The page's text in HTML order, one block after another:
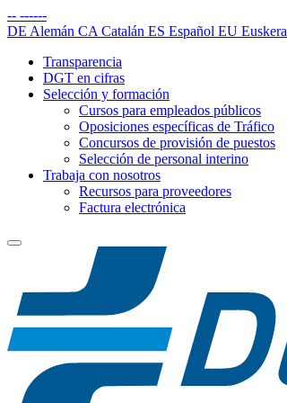
-- ------
DE Alemán CA Catalán ES Español EU Euskera
Transparencia
DGT en cifras
Selección y formación
Cursos para empleados públicos
Oposiciones específicas de Tráfico
Concursos de provisión de puestos
Selección de personal interino
Trabaja con nosotros
Recursos para proveedores
Factura electrónica